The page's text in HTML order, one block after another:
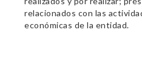
relacionados con las
económicas de la entidad.